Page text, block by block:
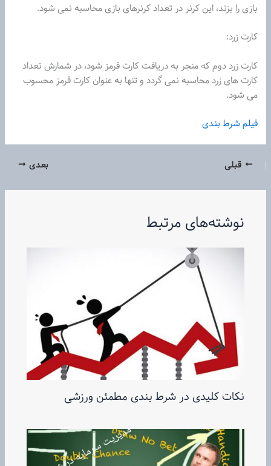
بازی را بزند، این کرنر در تعداد کرنرهای بازی محاسبه نمی شود.
کارت زرد:
کارت زرد دوم که منجر به دریافت کارت قرمز شود، در شمارش تعداد
کارت های زرد محاسبه نمی گردد و تنها به عنوان کارت قرمز محسوب
می شود.
فیلم شرط بندی
قبلی بعدی
نوشته‌های مرتبط
نکات کلیدی در شرط بندی مطمئن ورزشی